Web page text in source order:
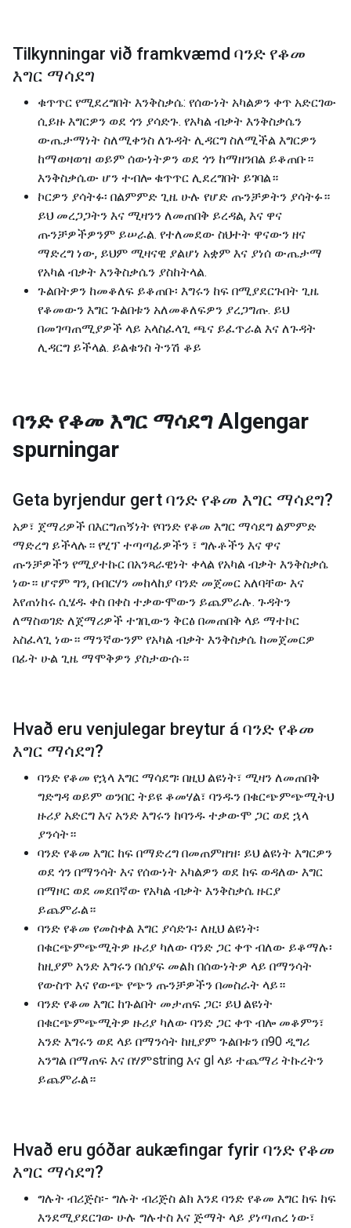
Tilkynningar við framkvæmd ባንድ የቆመ
እግር ማሳደግ
ቁጥጥር የሚደረግበት እንቅስቃሴ: የሰውነት አካልዎን ቀጥ አድርገው
ሲይዙ እግርዎን ወደ ጎን ያሳድጉ. የአካል ብቃት እንቅስቃሴን
ውጤታማነት ስለሚቀንስ ለጉዳት ሊዳርግ ስለሚችል እግርዎን
ከማወዛወዝ ወይም ሰውነትዎን ወደ ጎን ከማዘንበል ይቆጠቡ።
እንቅስቃሴው ሆን ተብሎ ቁጥጥር ሊደረግበት ይገባል።
ኮርዎን ያሳትፉ፡ በልምምድ ጊዜ ሁሉ የሆድ ጡንቻዎትን ያሳትፉ።
ይህ መረጋጋትን እና ሚዛንን ለመጠበቅ ይረዳል, እና ዋና
ጡንቻዎችዎንም ይሠራል. የተለመደው ስህተት ዋናውን ዘና
ማድረግ ነው, ይህም ሚዛናዊ ያልሆነ አቋም እና ያነሰ ውጤታማ
የአካል ብቃት እንቅስቃሴን ያስከትላል.
ጉልበትዎን ከመቆለፍ ይቆጠቡ፡ እግሩን ከፍ በሚያደርጉበት ጊዜ
የቆመውን እግር ጉልበቱን አለመቆለፍዎን ያረጋግጡ. ይህ
በመገጣጠሚያዎች ላይ አላስፈላጊ ጫና ይፈጥራል እና ለጉዳት
ሊዳርግ ይችላል. ይልቁንስ ትንሽ ቆይ
ባንድ የቆመ እግር ማሳደግ Algengar
spurningar
Geta byrjendur gert ባንድ የቆመ እግር ማሳደግ?
አዎ፣ ጀማሪዎች በእርግጠኝነት የባንድ የቆመ እግር ማሳደግ ልምምድ
ማድረግ ይችላሉ። የሂፕ ተጣጣፊዎችን ፣ ግሉቶችን እና ዋና
ጡንቻዎችን የሚያተኩር በአንጻራዊነት ቀላል የአካል ብቃት እንቅስቃሴ
ነው። ሆኖም ግን, በብርሃን መከላከያ ባንድ መጀመር አለባቸው እና
እየጠነከሩ ሲሄዱ ቀስ በቀስ ተቃውሞውን ይጨምራሉ. ጉዳትን
ለማስወገድ ለጀማሪዎች ተገቢውን ቅርፅ በመጠበቅ ላይ ማተኮር
አስፈላጊ ነው። ማንኛውንም የአካል ብቃት እንቅስቃሴ ከመጀመርዎ
በፊት ሁል ጊዜ ማሞቅዎን ያስታውሱ።
Hvað eru venjulegar breytur á ባንድ የቆመ
እግር ማሳደግ?
ባንድ የቆመ የኋላ እግር ማሳደግ፡ በዚህ ልዩነት፣ ሚዛን ለመጠበቅ
ግድግዳ ወይም ወንበር ትይዩ ቆመሃል፣ ባንዱን በቁርጭምጭሚትህ
ዙሪያ አድርግ እና አንድ እግሩን ከባንዱ ተቃውሞ ጋር ወደ ኋላ
ያንሳት።
ባንድ የቆመ እግር ከፍ በማድረግ በመጠምዘዝ፡ ይህ ልዩነት እግርዎን
ወደ ጎን በማንሳት እና የሰውነት አካልዎን ወደ ከፍ ወዳለው እግር
በማዞር ወደ መደበኛው የአካል ብቃት እንቅስቃሴ ዙርያ
ይጨምራል።
ባንድ የቆመ የመስቀል እግር ያሳድጉ፡ ለዚህ ልዩነት፡
በቁርጭምጭሚትዎ ዙሪያ ካለው ባንድ ጋር ቀጥ ብለው ይቆማሉ፡
ከዚያም አንድ እግሩን በሰያፍ መልክ በሰውነትዎ ላይ በማንሳት
የውስጥ እና የውጭ የጭን ጡንቻዎችን በመስራት ላይ።
ባንድ የቆመ እግር ከጉልበት መታጠፍ ጋር፡ ይህ ልዩነት
በቁርጭምጭሚትዎ ዙሪያ ካለው ባንድ ጋር ቀጥ ብሎ መቆምን፣
አንድ እግሩን ወደ ላይ በማንሳት ከዚያም ጉልበቱን በ90 ዲግሪ
አንግል በማጠፍ እና በሃምstring እና gl ላይ ተጨማሪ ትኩረትን
ይጨምራል።
Hvað eru góðar aukæfingar fyrir ባንድ የቆመ
እግር ማሳደግ?
ግሉት ብሪጅስ፡- ግሉት ብሪጅስ ልክ እንደ ባንድ የቆመ እግር ከፍ ከፍ
እንደሚያደርገው ሁሉ ግሉተስ እና ጅማት ላይ ያነጣጠረ ነው፣